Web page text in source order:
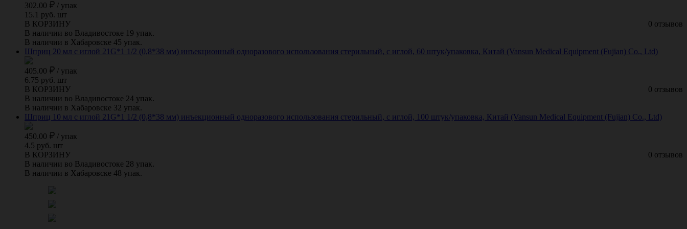
302.00 / упак
15.1 руб. шт
0 отзывов
В КОРЗИНУ
В наличии во Владивостоке 19 упак.
В наличии в Хабаровске 45 упак.
Шприц 20 мл с иглой 21G*1 1/2 (0,8*38 мм) инъекционный одноразового использования стерильный, с иглой, 60 штук/упаковка, Китай (Vansun Medical Equipment (Fujian) Co., Ltd)
405.00 / упак
6.75 руб. шт
0 отзывов
В КОРЗИНУ
В наличии во Владивостоке 24 упак.
В наличии в Хабаровске 32 упак.
Шприц 10 мл с иглой 21G*1 1/2 (0,8*38 мм) инъекционный одноразового использования стерильный, с иглой, 100 штук/упаковка, Китай (Vansun Medical Equipment (Fujian) Co., Ltd)
450.00 / упак
4.5 руб. шт
0 отзывов
В КОРЗИНУ
В наличии во Владивостоке 28 упак.
В наличии в Хабаровске 48 упак.